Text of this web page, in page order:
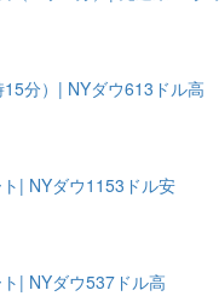
分）| NYダウ613ドル高
| NYダウ1153ドル安
| NYダウ537ドル高